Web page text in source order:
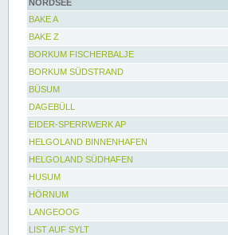
NORDSEE
BAKE A
BAKE Z
BORKUM FISCHERBALJE
BORKUM SÜDSTRAND
BÜSUM
DAGEBÜLL
EIDER-SPERRWERK AP
HELGOLAND BINNENHAFEN
HELGOLAND SÜDHAFEN
HUSUM
HÖRNUM
LANGEOOG
LIST AUF SYLT